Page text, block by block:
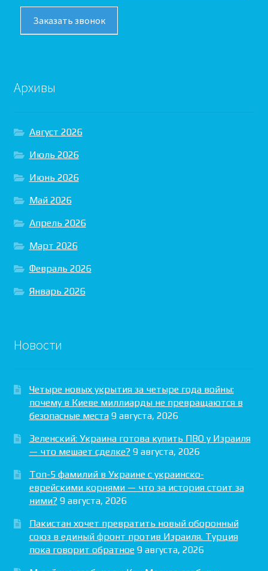
Заказать звонок
Архивы
Август 2026
Июль 2026
Июнь 2026
Май 2026
Апрель 2026
Март 2026
Февраль 2026
Январь 2026
Новости
Четыре новых укрытия за четыре года войны:
почему в Киеве миллиарды не превращаются в
безопасные места 9 августа, 2026
Зеленский: Украина готова купить ПВО у Израиля
— что мешает сделке? 9 августа, 2026
Топ-5 фамилий в Украине с украинско-
еврейскими корнями — что за история стоит за
ними? 9 августа, 2026
Пакистан хочет превратить новый оборонный
союз в единый фронт против Израиля. Турция
пока говорит обратное 9 августа, 2026